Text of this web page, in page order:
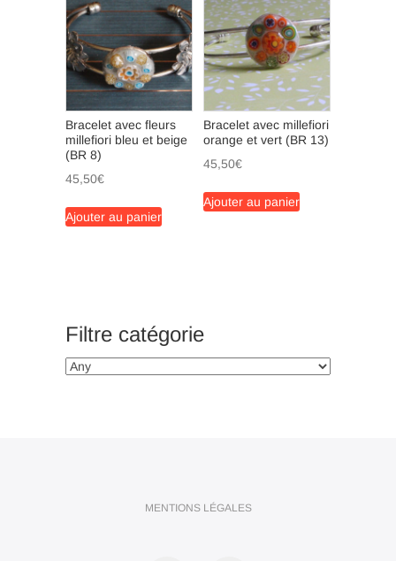
Bracelet avec fleurs
millefiori bleu et beige
(BR 8)
45,50€
Ajouter au panier
Bracelet avec millefiori
orange et vert (BR 13)
45,50€
Ajouter au panier
Filtre catégorie
MENTIONS LÉGALES